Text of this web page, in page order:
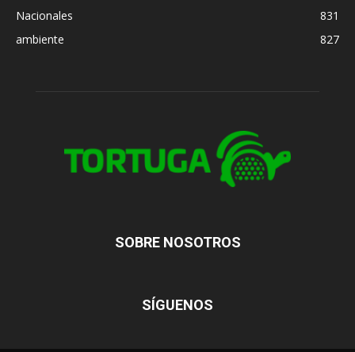
Nacionales
831
ambiente
827
SOBRE NOSOTROS
SÍGUENOS